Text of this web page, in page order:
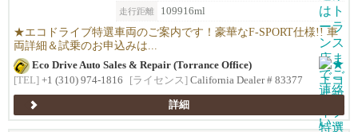
走行距離 109916ml
★エコドライブ特選車両のご案内です！豪華なF-SPORT仕様!! 車
両詳細＆試乗のお申込みは...
Eco Drive Auto Sales & Repair (Torrance Office)
[TEL] +1 (310) 974-1816 [ライセンス] California Dealer # 83377
詳細